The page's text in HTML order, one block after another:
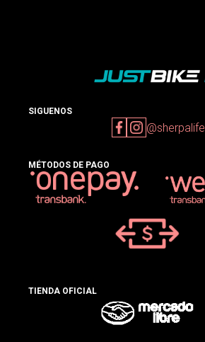
SIGUENOS
@sherpalife
MÉTODOS DE PAGO
TIENDA OFICIAL